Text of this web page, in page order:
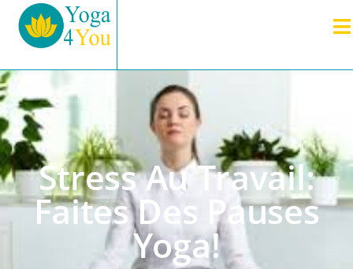
Stress Au Travail:
Faites Des Pauses
Yoga!